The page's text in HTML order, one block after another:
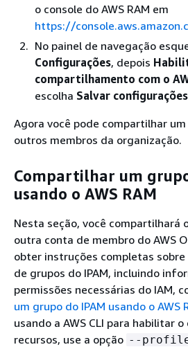
o console do AWS RAM em
https://
No painel de navegação
Configurações, depois
compartilhamento com o
escolha Salvar configurações
Agora você pode compartilhar um
outros membros da organização.
Compartilhar um
usando o AWS RAM
Nesta seção, você compartilhará
outra conta de membro do AWS
obter instruções completas
de grupos do IPAM, incluindo
permissões necessárias do IAM,
um grupo do IPAM usando o AWS
usando a AWS CLI para habilitar
recursos, use a opção --